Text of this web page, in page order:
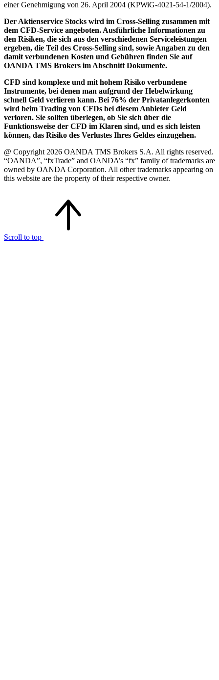
einer Genehmigung von 26. April 2004 (KPWiG-4021-54-1/2004).
Der Aktienservice Stocks wird im Cross-Selling zusammen mit
dem CFD-Service angeboten. Ausführliche Informationen zu
den Risiken, die sich aus den verschiedenen Serviceleistungen
ergeben, die Teil des Cross-Selling sind, sowie Angaben zu den
damit verbundenen Kosten und Gebühren finden Sie auf
OANDA TMS Brokers im Abschnitt Dokumente.
CFD sind komplexe und mit hohem Risiko verbundene
Instrumente, bei denen man aufgrund der Hebelwirkung
schnell Geld verlieren kann. Bei 76% der Privatanlegerkonten
wird beim Trading von CFDs bei diesem Anbieter Geld
verloren. Sie sollten überlegen, ob Sie sich über die
Funktionsweise der CFD im Klaren sind, und es sich leisten
können, das Risiko des Verlustes Ihres Geldes einzugehen.
@ Copyright 2026 OANDA TMS Brokers S.A. All rights reserved.
“OANDA”, “fxTrade” and OANDA’s “fx” family of trademarks are
owned by OANDA Corporation. All other trademarks appearing on
this website are the property of their respective owner.
Scroll to top